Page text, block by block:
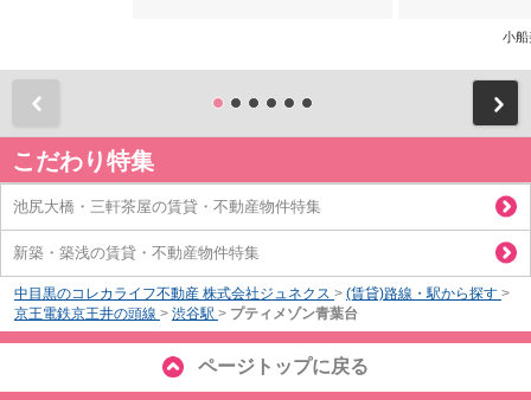
小船
こだわり特集
池尻大橋・三軒茶屋の賃貸・不動産物件特集
新築・築浅の賃貸・不動産物件特集
中目黒のコレカライフ不動産 株式会社ジュネクス > (賃貸)路線・駅から探す >
京王電鉄京王井の頭線 > 渋谷駅 > プティメゾン青葉台
ページトップに戻る